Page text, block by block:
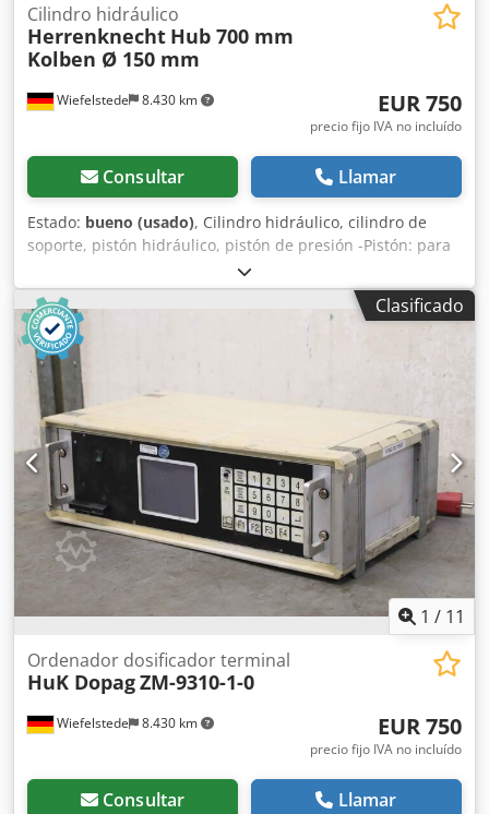
Wiefelstede 8.430 km
Cilindro hidráulico
Herrenknecht Hub 700 mm
Kolben Ø 150 mm
EUR 750
precio fijo IVA no incluído
Consultar Llamar
Estado: bueno (usado), Cilindro hidráulico, cilindro de
soporte, pistón hidráulico, pistón de presión -Pistón: para
maquinaria de excavación de túneles Herrenknecht -
Diámetro del pistón: aprox. 150 mm -Vástago del pistón: Ø
110 mm Dcedpfjb A Rcujx An Ijk -Carrera: 700 mm -
Aplicación: universal -Cantidad: 2 cilindros disponibles -
Precio: por unidad -Dimensiones: 950 x 300 mm -Peso: 150
kg/unidad
Clasificado
1 / 11
Wiefelstede 8.430 km
Ordenador dosificador terminal
HuK DopagZM-9310-1-0
EUR 750
precio fijo IVA no incluído
Consultar Llamar